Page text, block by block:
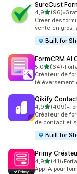
SureCust
4,9étoile(s)
(96)
96 avis au total
•
Créer des
vente en gros,
Built for
FormCRM AI
5,0étoile(s) sur
(64)
64 avis au total
•
Créateur de
téléversement
Qikify
4,9étoile(s)
(409)
409 avis au•
Créateur de
de contact et
Built for
Primy
4,9étoile(s)
(41)
41 avis au total
•
App IA pour